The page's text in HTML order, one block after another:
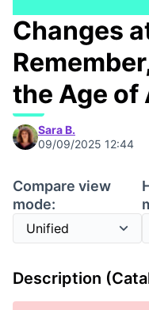
Changes
the Age
Sara B.
09/09/2025 12:44
Compare view
mode:
Description